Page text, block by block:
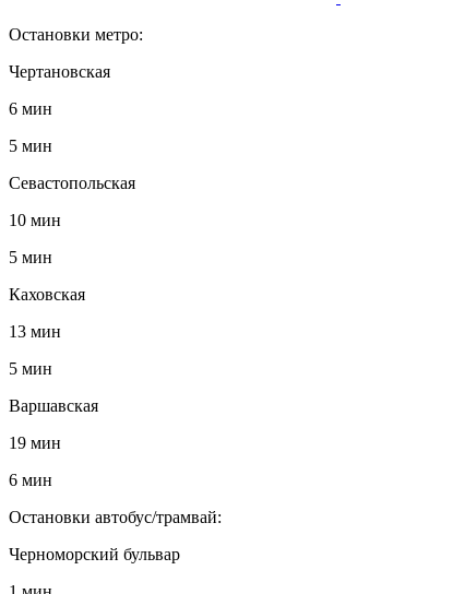
Остановки метро:
Чертановская
6 мин
5 мин
Севастопольская
10 мин
5 мин
Каховская
13 мин
5 мин
Варшавская
19 мин
6 мин
Остановки автобус/трамвай:
Черноморский бульвар